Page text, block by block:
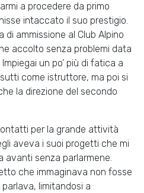
a procedere da primo
intaccato il suo prestigio.
ammissione al Club Alpino
accolto senza problemi data
un po’ più di fatica a
come istruttore, ma poi si
la direzione del secondo
per la grande attività
aveva i suoi progetti che mi
avanti senza parlarmene.
che immaginava non fosse
limitandosi a